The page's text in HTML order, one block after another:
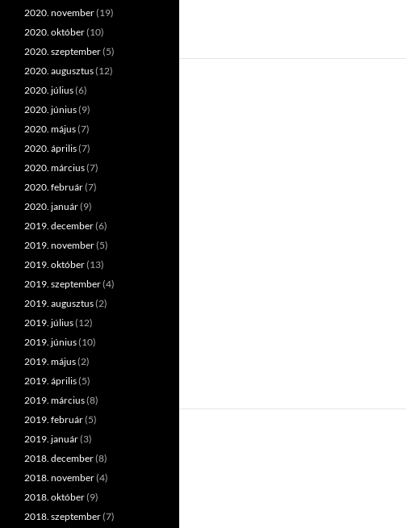
2020. november(19)
2020. október(10)
2020. szeptember(5)
2020. augusztus(12)
2020. július(6)
2020. június(9)
2020. május(7)
2020. április(7)
2020. március(7)
2020. február(7)
2020. január(9)
2019. december(6)
2019. november(5)
2019. október(13)
2019. szeptember(4)
2019. augusztus(2)
2019. július(12)
2019. június(10)
2019. május(2)
2019. április(5)
2019. március(8)
2019. február(5)
2019. január(3)
2018. december(8)
2018. november(4)
2018. október(9)
2018. szeptember(7)